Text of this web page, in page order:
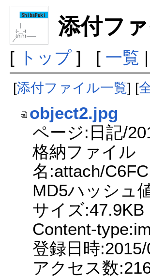
添付フ
[ トップ] [ 一覧 |
[添付ファイル一覧] [
object2.jpg
ページ:日記/
格納ファイル
名:attach/
MD5ハッシュ
サイズ:47.9KB
Content-
登録日時
アクセス数